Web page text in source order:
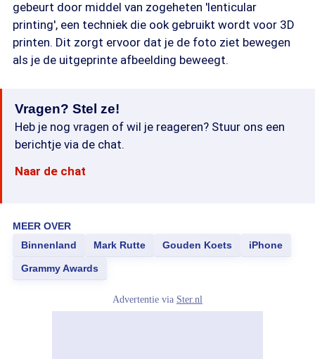
gebeurt door middel van zogeheten 'lenticular
printing', een techniek die ook gebruikt wordt voor 3D
printen. Dit zorgt ervoor dat je de foto ziet bewegen
als je de uitgeprinte afbeelding beweegt.
Vragen? Stel ze!
Heb je nog vragen of wil je reageren? Stuur ons een
berichtje via de chat.
Naar de chat
MEER OVER
Binnenland
Mark Rutte Gouden Koets iPhone
Grammy Awards
Advertentie via Ster.nl